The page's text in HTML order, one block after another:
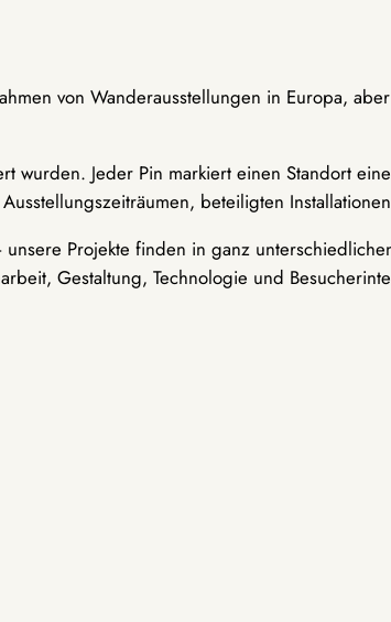
von Wanderausstellungen in Europa,
wurden. Jeder Pin markiert einen Standort
beteiligten
Projekte finden in ganz
Gestaltung, Technologie und